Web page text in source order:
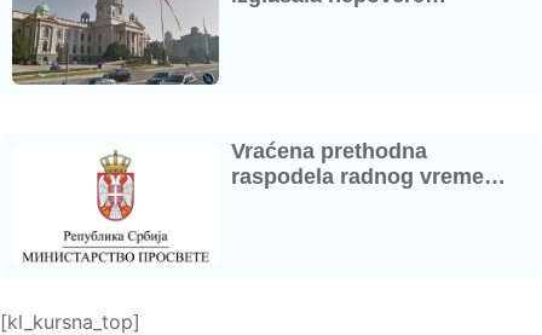
Vraćena prethodna
raspodela radnog vreme…
[kl_kursna_top]